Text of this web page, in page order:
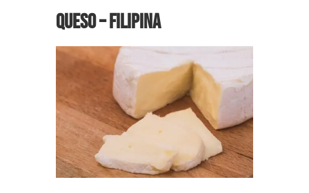
Queso – Filipina